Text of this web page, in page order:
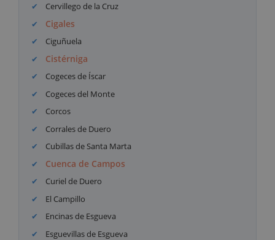
Cervillego de la Cruz
Cigales
Ciguñuela
Cistérniga
Cogeces de Íscar
Cogeces del Monte
Corcos
Corrales de Duero
Cubillas de Santa Marta
Cuenca de Campos
Curiel de Duero
El Campillo
Encinas de Esgueva
Esguevillas de Esgueva